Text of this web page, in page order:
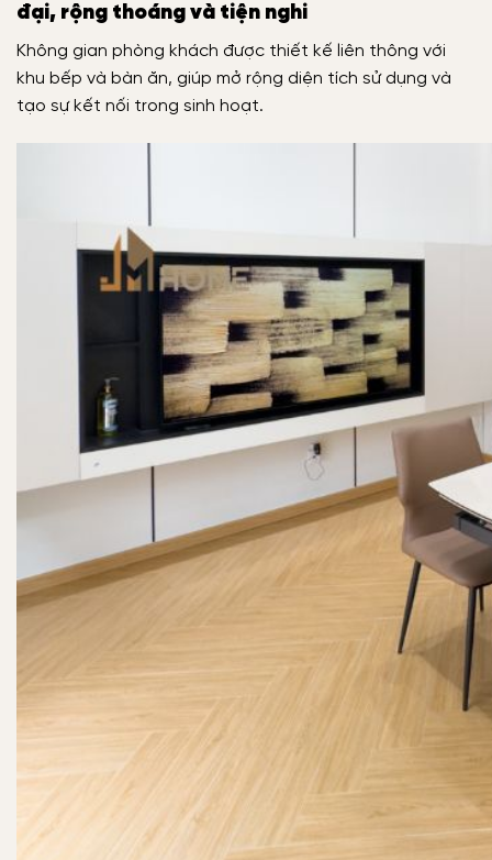
đại, rộng thoáng và tiện nghi
Không gian phòng khách được thiết kế liên thông với
khu bếp và bàn ăn, giúp mở rộng diện tích sử dụng và
tạo sự kết nối trong sinh hoạt.